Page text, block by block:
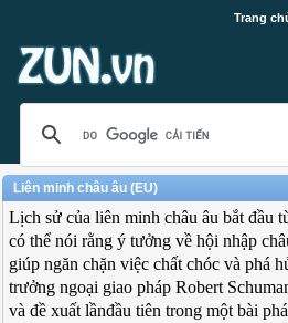
Trang
Liên minh châu âu (EU)
Lịch sử của liên minh châu âu bắt đầu
có thể nói rằng ý tưởng về hội nhập
giúp ngăn chặn việc chất chóc và phá
trưởng ngoại giao pháp Robert
và đề xuất lầnđầu tiên trong một bài